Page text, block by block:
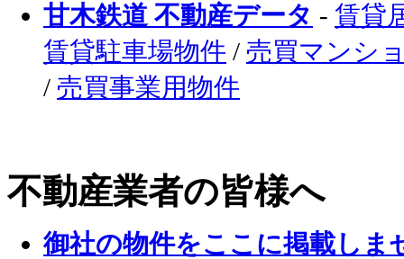
甘木鉄道 不動産データ - 賃貸
賃貸駐車場物件 / 売買マンシ
/ 売買事業用物件
不動産業者の皆様へ
御社の物件をここに掲載しま